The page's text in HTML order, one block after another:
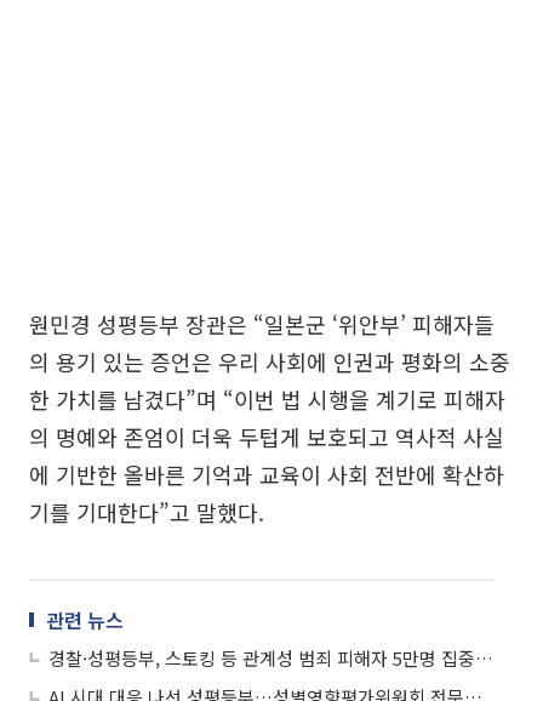
원민경 성평등부 장관은 “일본군 ‘위안부’ 피해자들
의 용기 있는 증언은 우리 사회에 인권과 평화의 소중
한 가치를 남겼다”며 “이번 법 시행을 계기로 피해자
의 명예와 존엄이 더욱 두텁게 보호되고 역사적 사실
에 기반한 올바른 기억과 교육이 사회 전반에 확산하
기를 기대한다”고 말했다.
관련 뉴스
경찰·성평등부, 스토킹 등 관계성 범죄 피해자 5만명 집중 관리 나선다